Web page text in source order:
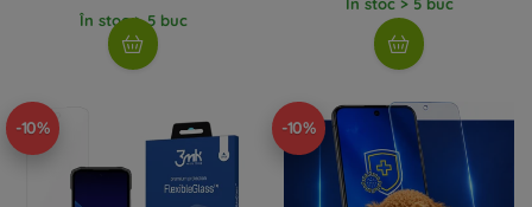
În stoc > 5 buc
-10% -10%